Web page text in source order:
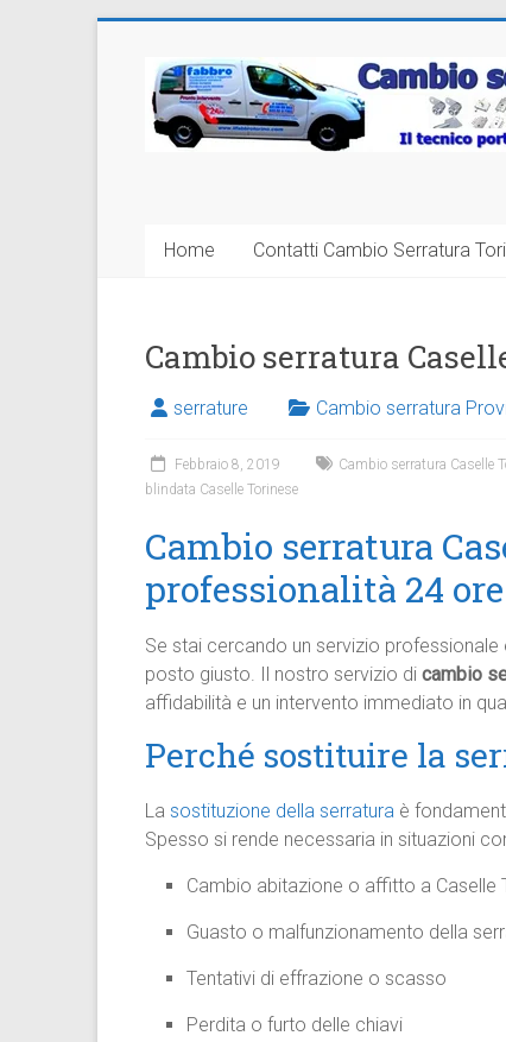
contenutoCambio
Serratura
Home Contatti Cambio Serratura
Cambio serratura
serrature Cambio serratura
Febbraio 8, 2019 Cambio serratura Caselle
blindata Caselle Torinese
Cambio serratura
professionalità 24
Se stai cercando un servizio professionale
posto giusto. Il nostro servizio di cambio
affidabilità e un intervento immediato in
Perché sostituire la
La sostituzione della serratura è
Spesso si rende necessaria in situazioni
Cambio abitazione o affitto a Caselle
Guasto o malfunzionamento della
Tentativi di effrazione o scasso
Perdita o furto delle chiavi